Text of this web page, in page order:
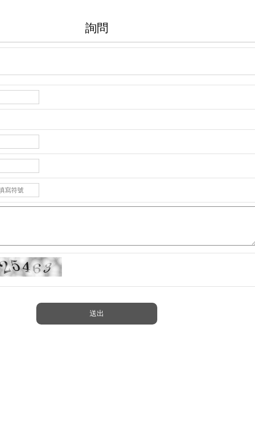
詢問